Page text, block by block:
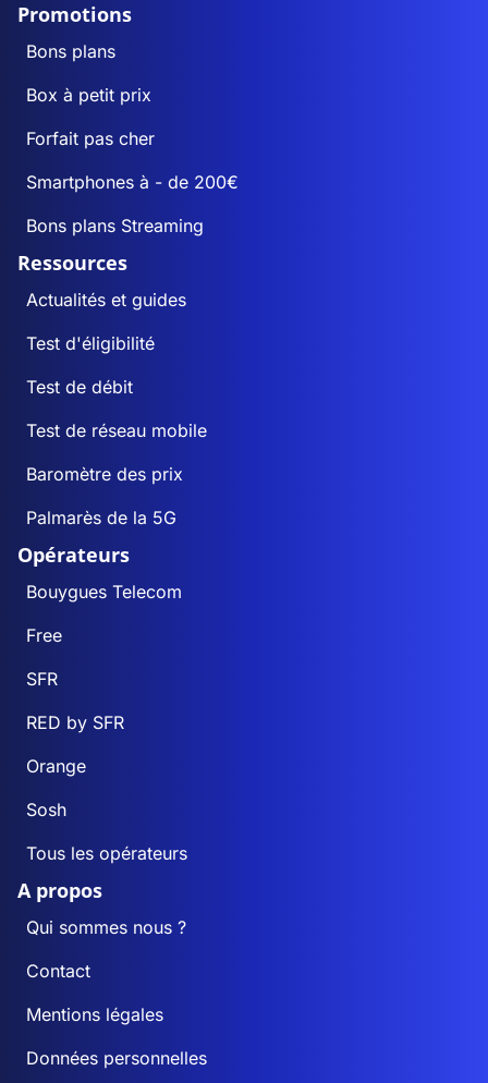
Promotions
Bons plans
Box à petit prix
Forfait pas cher
Smartphones à - de 200€
Bons plans Streaming
Ressources
Actualités et guides
Test d'éligibilité
Test de débit
Test de réseau mobile
Baromètre des prix
Palmarès de la 5G
Opérateurs
Bouygues Telecom
Free
SFR
RED by SFR
Orange
Sosh
Tous les opérateurs
A propos
Qui sommes nous ?
Contact
Mentions légales
Données personnelles